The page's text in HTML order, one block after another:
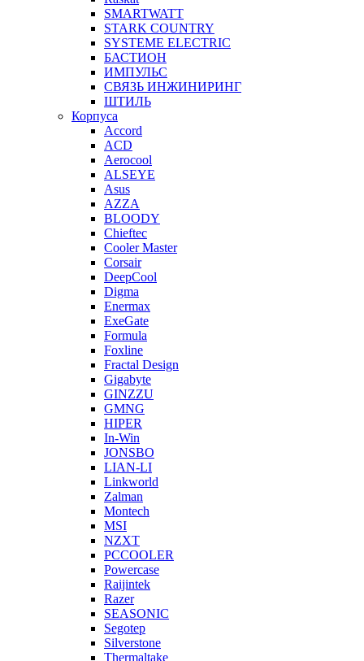
SMARTWATT
STARK COUNTRY
SYSTEME ELECTRIC
БАСТИОН
ИМПУЛЬС
СВЯЗЬ ИНЖИНИРИНГ
ШТИЛЬ
Корпуса
Accord
ACD
Aerocool
ALSEYE
Asus
AZZA
BLOODY
Chieftec
Cooler Master
Corsair
DeepCool
Digma
Enermax
ExeGate
Formula
Foxline
Fractal Design
Gigabyte
GINZZU
GMNG
HIPER
In-Win
JONSBO
LIAN-LI
Linkworld
Zalman
Montech
MSI
NZXT
PCCOOLER
Powercase
Raijintek
Razer
SEASONIC
Segotep
Silverstone
Thermaltake